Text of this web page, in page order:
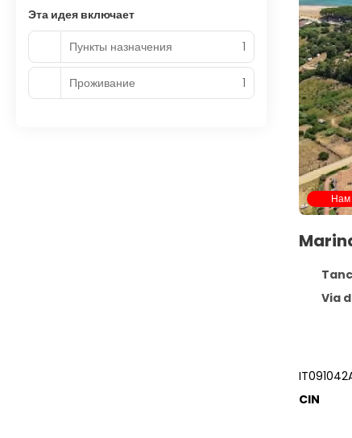
Нам
Via
CIN
Эта идея включает
Пункты назначения
1
Проживание 1